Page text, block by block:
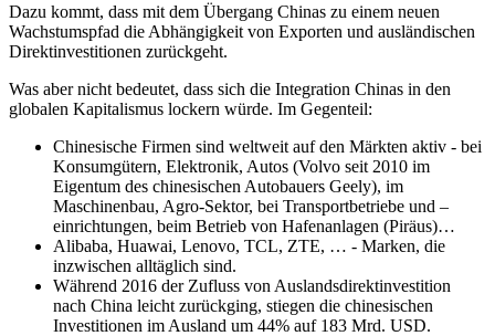
Dazu kommt, dass mit dem Übergang Chinas zu einem neuen
Wachstumspfad die Abhängigkeit von Exporten und ausländischen
Direktinvestitionen zurückgeht.
Was aber nicht bedeutet, dass sich die Integration Chinas in den
globalen Kapitalismus lockern würde. Im Gegenteil:
Chinesische Firmen sind weltweit auf den Märkten aktiv - bei
Konsumgütern, Elektronik, Autos (Volvo seit 2010 im
Eigentum des chinesischen Autobauers Geely), im
Maschinenbau, Agro-Sektor, bei Transportbetriebe und –
einrichtungen, beim Betrieb von Hafenanlagen (Piräus)…
Alibaba, Huawai, Lenovo, TCL, ZTE, … - Marken, die
inzwischen alltäglich sind.
Während 2016 der Zufluss von Auslandsdirektinvestition
nach China leicht zurückging, stiegen die chinesischen
Investitionen im Ausland um 44% auf 183 Mrd. USD.